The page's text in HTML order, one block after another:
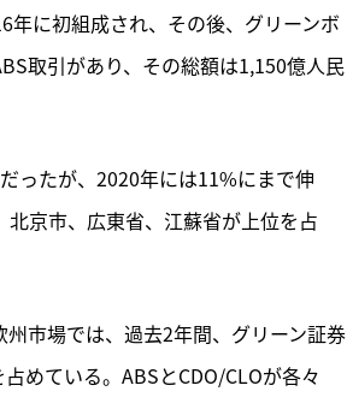
年に初組成され、その後、グリーンボ
取引があり、その総額は1,150億人民
ったが、2020年には11%にまで伸
京市、広東省、江蘇省が上位を占
市場では、過去2年間、グリーン証券
めている。ABSとCDO/CLOが各々